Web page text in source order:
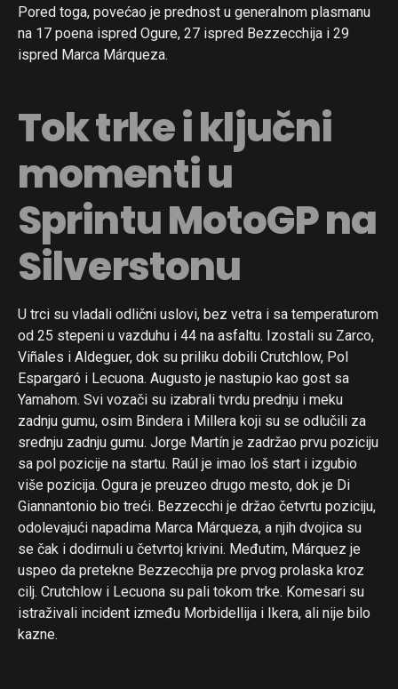
Pored toga, povećao je prednost u generalnom plasmanu
na 17 poena ispred Ogure, 27 ispred Bezzecchija i 29
ispred Marca Márqueza.
Tok trke i ključni
momenti u
Sprintu MotoGP na
Silverstonu
U trci su vladali odlični uslovi, bez vetra i sa temperaturom
od 25 stepeni u vazduhu i 44 na asfaltu. Izostali su Zarco,
Viñales i Aldeguer, dok su priliku dobili Crutchlow, Pol
Espargaró i Lecuona. Augusto je nastupio kao gost sa
Yamahom. Svi vozači su izabrali tvrdu prednju i meku
zadnju gumu, osim Bindera i Millera koji su se odlučili za
srednju zadnju gumu. Jorge Martín je zadržao prvu poziciju
sa pol pozicije na startu. Raúl je imao loš start i izgubio
više pozicija. Ogura je preuzeo drugo mesto, dok je Di
Giannantonio bio treći. Bezzecchi je držao četvrtu poziciju,
odolevajući napadima Marca Márqueza, a njih dvojica su
se čak i dodirnuli u četvrtoj krivini. Međutim, Márquez je
uspeo da pretekne Bezzecchija pre prvog prolaska kroz
cilj. Crutchlow i Lecuona su pali tokom trke. Komesari su
istraživali incident između Morbidellija i Ikera, ali nije bilo
kazne.